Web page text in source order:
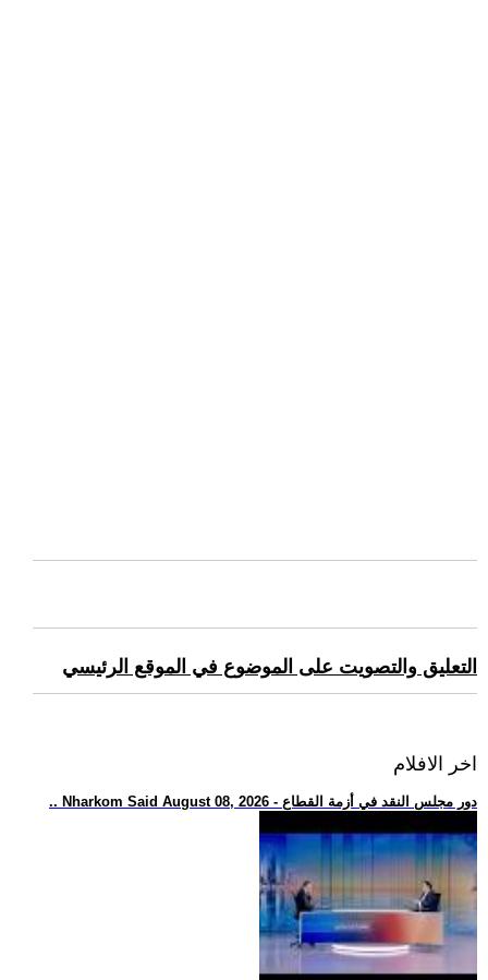
التعليق والتصويت على الموضوع في الموقع الرئيسي
اخر الافلام
.. Nharkom Said August 08, 2026 - دور مجلس النقد في أزمة القطاع